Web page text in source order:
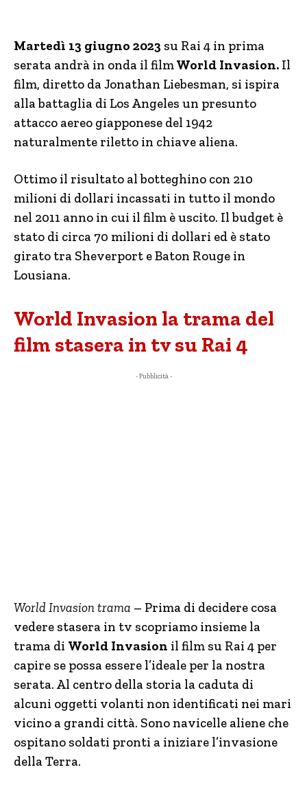
Martedì 13 giugno 2023 su Rai 4 in prima
serata andrà in onda il filmWorld Invasion. Il
film, diretto da Jonathan Liebesman, si ispira
alla battaglia di Los Angeles un presunto
attacco aereo giapponese del 1942
naturalmente riletto in chiave aliena.
Ottimo il risultato al botteghino con 210
milioni di dollari incassati in tutto il mondo
nel 2011 anno in cui il film è uscito. Il budget è
stato di circa 70 milioni di dollari ed è stato
girato tra Sheverport e Baton Rouge in
Lousiana.
World Invasion la trama del
film stasera in tv su Rai 4
- Pubblicità -
World Invasion trama – Prima di decidere cosa
vedere stasera in tv scopriamo insieme la
trama di World Invasion il film su Rai 4 per
capire se possa essere l’ideale per la nostra
serata. Al centro della storia la caduta di
alcuni oggetti volanti non identificati nei mari
vicino a grandi città. Sono navicelle aliene che
ospitano soldati pronti a iniziare l’invasione
della Terra.